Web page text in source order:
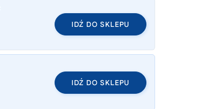
IDŹ DO SKLEPU
IDŹ DO SKLEPU